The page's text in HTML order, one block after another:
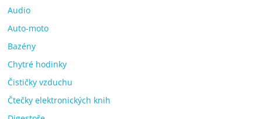
Audio
Auto-moto
Bazény
Chytré hodinky
Čističky vzduchu
Čtečky elektronických knih